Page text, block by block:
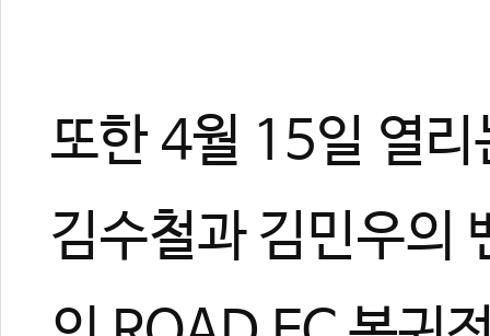
또한 4월 15일 열
김수철과 김민우의